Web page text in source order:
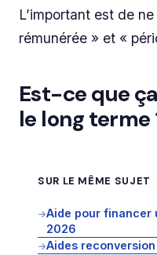
L’important est de
rémunérée » et «
Est-ce que
le long terme
SUR LE MÊME SUJET
→Aide pour financer
2026
→Aides